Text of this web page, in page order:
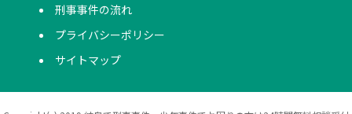
刑事事件の流れ
プライバシーポリシー
サイトマップ